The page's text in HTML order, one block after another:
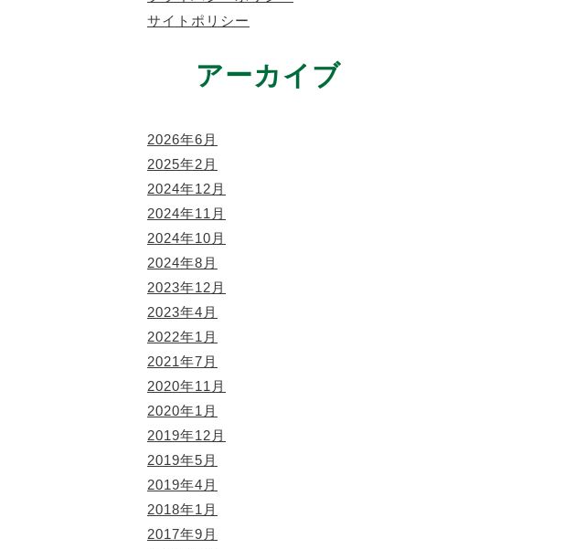
サイトポリシー
アーカイブ
2026年6月
2025年2月
2024年12月
2024年11月
2024年10月
2024年8月
2023年12月
2023年4月
2022年1月
2021年7月
2020年11月
2020年1月
2019年12月
2019年5月
2019年4月
2018年1月
2017年9月